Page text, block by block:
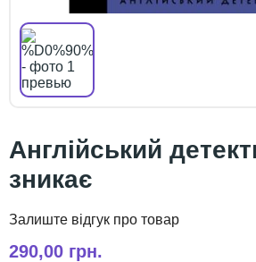
Англійський
зникає
290,00 грн.